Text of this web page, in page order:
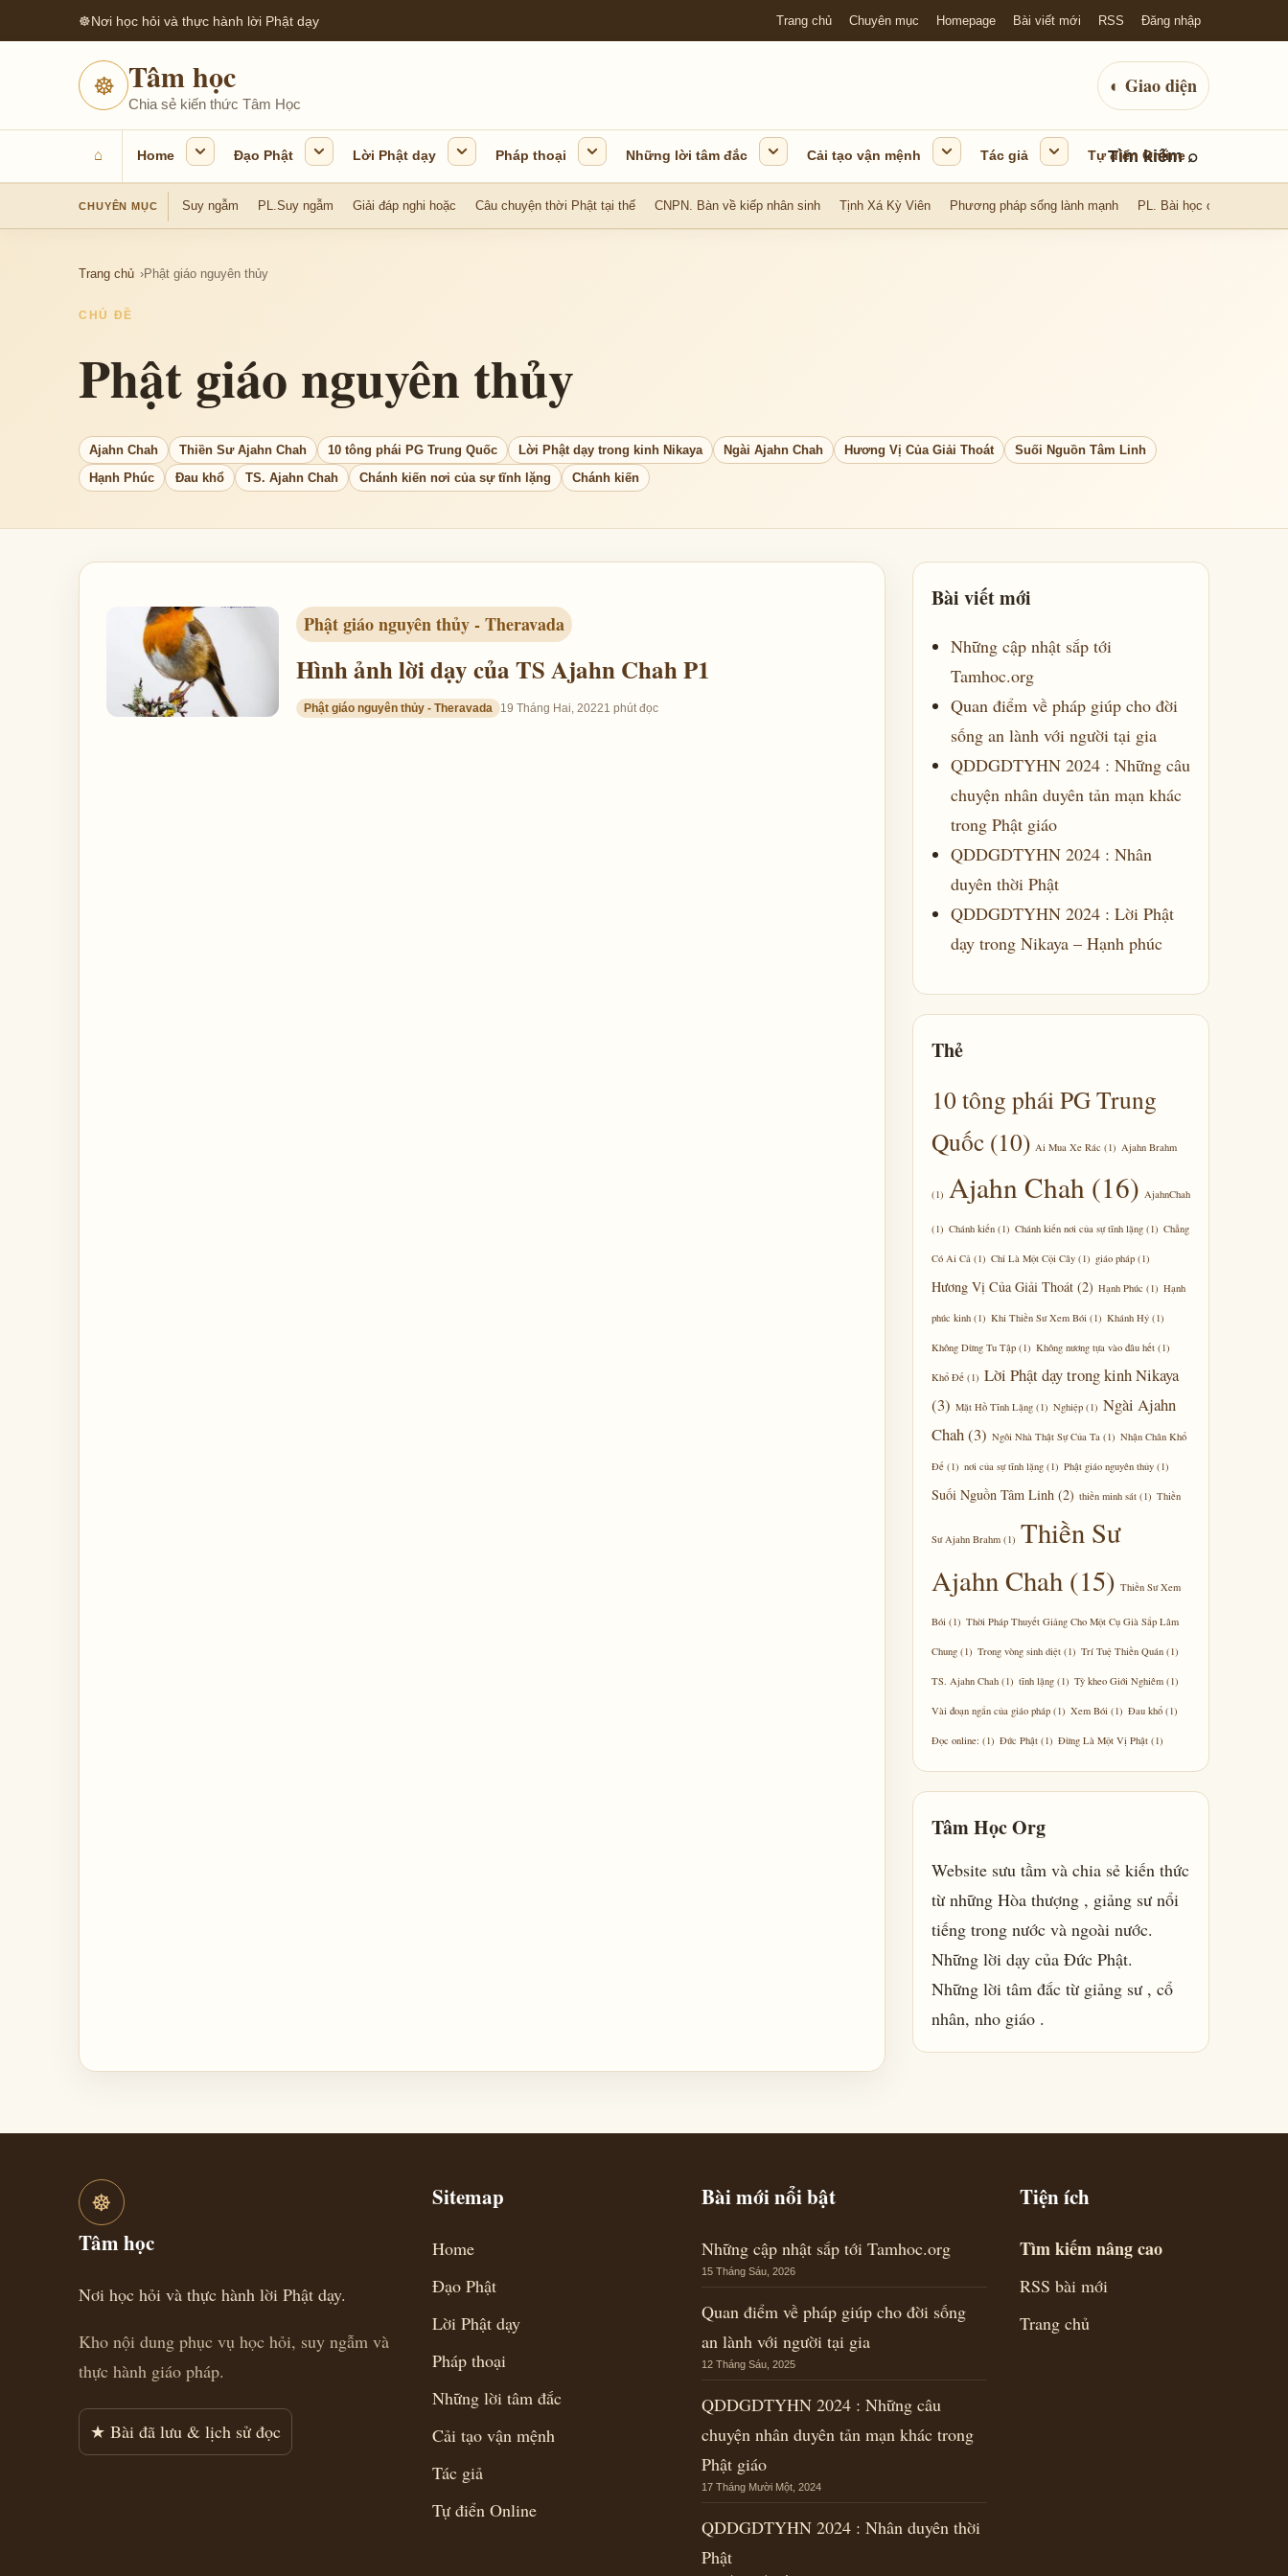
☸Nơi học hỏi và thực hành lời Phật dạy Trang chủ Chuyên mục Homepage Bài viết mới RSS Đăng nhập
☸ Tâm học
Chia sẻ kiến thức Tâm Học
◐ Giao diện
⌂ Home Đạo Phật Lời Phật dạy Pháp thoại Những lời tâm đắc Cải tạo vận mệnh Tác giả Tự điển Online
Tìm kiếm⌕
CHUYÊN MỤC Suy ngẫm PL.Suy ngẫm Giải đáp nghi hoặc Câu chuyện thời Phật tại thế CNPN. Bàn về kiếp nhân sinh Tịnh Xá Kỳ Viên Phương pháp sống lành mạnh PL. Bài học cuộc sống
Trang chủ Phật giáo nguyên thủy
CHỦ ĐỀ
Phật giáo nguyên thủy
Ajahn Chah Thiền Sư Ajahn Chah 10 tông phái PG Trung Quốc Lời Phật dạy trong kinh Nikaya Ngài Ajahn Chah Hương Vị Của Giải Thoát
Suối Nguồn Tâm Linh
Hạnh Phúc
Đau khổ TS. Ajahn Chah Chánh kiến nơi của sự tĩnh lặng Chánh kiến
Phật giáo nguyên thủy - Theravada
Hình ảnh lời dạy của TS Ajahn Chah P1
Phật giáo nguyên thủy - Theravada 19 Tháng Hai, 20221 phút đọc
Bài viết mới
Những cập nhật sắp tới
Tamhoc.org
Quan điểm về pháp giúp cho đời
sống an lành với người tại gia
QDDGDTYHN 2024 : Những câu
chuyện nhân duyên tản mạn khác
trong Phật giáo
QDDGDTYHN 2024 : Nhân
duyên thời Phật
QDDGDTYHN 2024 : Lời Phật
dạy trong Nikaya – Hạnh phúc
Thẻ
10 tông phái PG Trung
Quốc (10) Ai Mua Xe Rác (1) Ajahn Brahm
(1) Ajahn Chah (16) AjahnChah
(1) Chánh kiến (1) Chánh kiến nơi của sự tĩnh lặng (1) Chẳng
Có Ai Cả (1) Chỉ Là Một Cội Cây (1) giáo pháp (1)
Hương Vị Của Giải Thoát (2) Hạnh Phúc (1) Hạnh
phúc kinh (1) Khi Thiền Sư Xem Bói (1) Khánh Hỷ (1)
Không Dừng Tu Tập (1) Không nương tựa vào đâu hết (1)
Khổ Đế (1) Lời Phật dạy trong kinh Nikaya
(3) Mặt Hồ Tĩnh Lặng (1) Nghiệp (1) Ngài Ajahn
Chah(3) Ngôi Nhà Thật Sự Của Ta (1) Nhận Chân Khổ
Đế (1) nơi của sự tĩnh lặng (1) Phật giáo nguyên thủy (1)
Suối Nguồn Tâm Linh (2) thiền minh sát (1) Thiền
Sư Ajahn Brahm (1) Thiền Sư
Ajahn Chah (15) Thiền Sư Xem
Bói (1) Thời Pháp Thuyết Giảng Cho Một Cụ Già Sắp Lâm
Chung (1) Trong vòng sinh diệt (1) Trí Tuệ Thiền Quán (1)
TS. Ajahn Chah (1) tĩnh lặng (1) Tỳ kheo Giới Nghiêm (1)
Vài đoạn ngắn của giáo pháp (1) Xem Bói (1) Đau khổ (1)
Đọc online: (1) Đức Phật (1) Đừng Là Một Vị Phật (1)
Tâm Học Org
Website sưu tầm và chia sẻ kiến thức
từ những Hòa thượng , giảng sư nổi
tiếng trong nước và ngoài nước.
Những lời dạy của Đức Phật.
Những lời tâm đắc từ giảng sư , cổ
nhân, nho giáo .
☸
Tâm học
Nơi học hỏi và thực hành lời Phật dạy.
Kho nội dung phục vụ học hỏi, suy ngẫm và
thực hành giáo pháp.
★ Bài đã lưu & lịch sử đọc
Sitemap
Home
Đạo Phật
Lời Phật dạy
Pháp thoại
Những lời tâm đắc
Cải tạo vận mệnh
Tác giả
Tự điển Online
Bài mới nổi bật
Những cập nhật sắp tới Tamhoc.org
15 Tháng Sáu, 2026
Quan điểm về pháp giúp cho đời sống
an lành với người tại gia
12 Tháng Sáu, 2025
QDDGDTYHN 2024 : Những câu
chuyện nhân duyên tản mạn khác trong
Phật giáo
17 Tháng Mười Một, 2024
QDDGDTYHN 2024 : Nhân duyên thời
Phật
Tiện ích
Tìm kiếm nâng cao
RSS bài mới
Trang chủ